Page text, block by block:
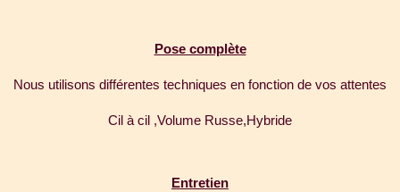
Pose complète
Nous utilisons différentes techniques en fonction de vos attentes
Cil à cil ,Volume Russe,Hybride
Entretien